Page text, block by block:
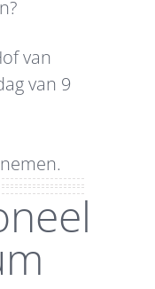
van
van 9